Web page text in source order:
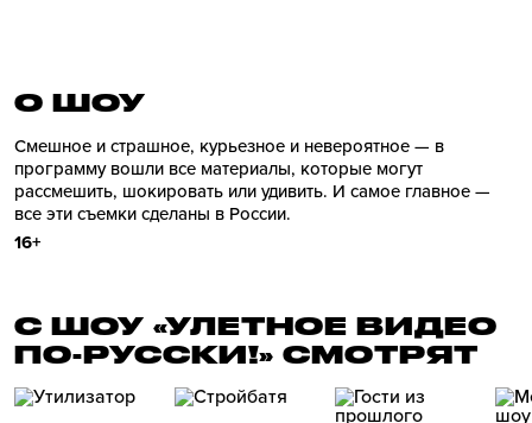
О ШОУ
Смешное и страшное, курьезное и невероятное — в
программу вошли все материалы, которые могут
рассмешить, шокировать или удивить. И самое главное —
все эти съемки сделаны в России.
16+
С ШОУ «УЛЕТНОЕ ВИДЕО
ПО-РУССКИ!» СМОТРЯТ